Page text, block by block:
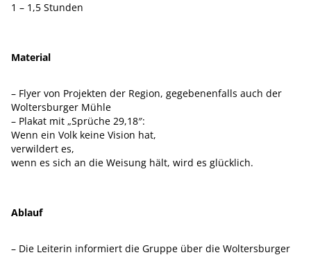
1 – 1,5 Stunden
Material
– Flyer von Projekten der Region, gegebenenfalls auch der
Woltersburger Mühle
– Plakat mit „Sprüche 29,18″:
Wenn ein Volk keine Vision hat,
verwildert es,
wenn es sich an die Weisung hält, wird es glücklich.
Ablauf
– Die Leiterin informiert die Gruppe über die Woltersburger